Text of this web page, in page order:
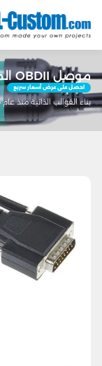
موصل OBDII المخصص وكابلات J1939 و J1708
احصل على عرض أسعار سريع
بناء القوالب الذاتية منذ عام 2013